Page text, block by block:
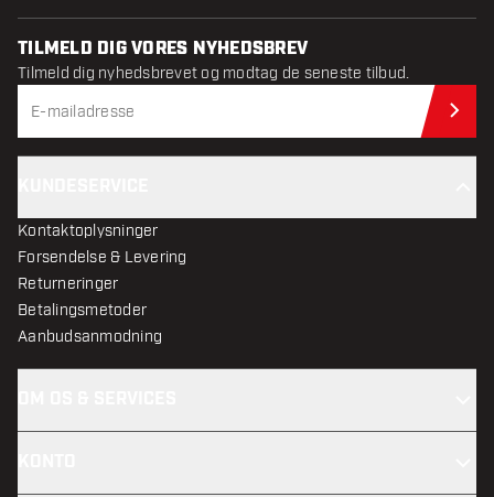
TILMELD DIG VORES NYHEDSBREV
Tilmeld dig nyhedsbrevet og modtag de seneste tilbud.
Kontaktoplysninger
Forsendelse & Levering
Returneringer
Betalingsmetoder
Aanbudsanmodning